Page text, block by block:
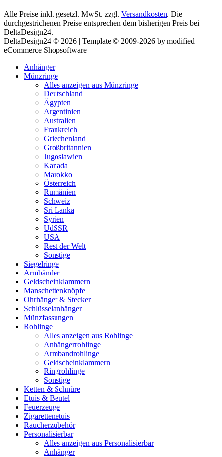
Alle Preise inkl. gesetzl. MwSt. zzgl. Versandkosten. Die
durchgestrichenen Preise entsprechen dem bisherigen Preis bei
DeltaDesign24.
DeltaDesign24 © 2026 | Template © 2009-2026 by modified
eCommerce Shopsoftware
Anhänger
Münzringe
Alles anzeigen aus Münzringe
Deutschland
Ägypten
Argentinien
Australien
Frankreich
Griechenland
Großbritannien
Jugoslawien
Kanada
Marokko
Österreich
Rumänien
Schweiz
Sri Lanka
Syrien
UdSSR
USA
Rest der Welt
Sonstige
Siegelringe
Armbänder
Geldscheinklammern
Manschettenknöpfe
Ohrhänger & Stecker
Schlüsselanhänger
Münzfassungen
Rohlinge
Alles anzeigen aus Rohlinge
Anhängerrohlinge
Armbandrohlinge
Geldscheinklammern
Ringrohlinge
Sonstige
Ketten & Schnüre
Etuis & Beutel
Feuerzeuge
Zigarettenetuis
Raucherzubehör
Personalisierbar
Alles anzeigen aus Personalisierbar
Anhänger